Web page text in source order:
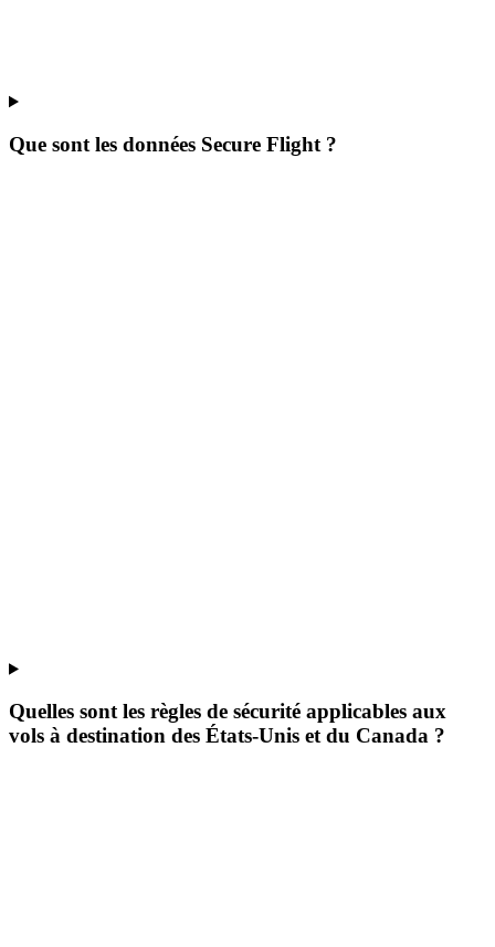
Que sont les données Secure Flight ?
Quelles sont les règles de sécurité applicables aux
vols à destination des États-Unis et du Canada ?